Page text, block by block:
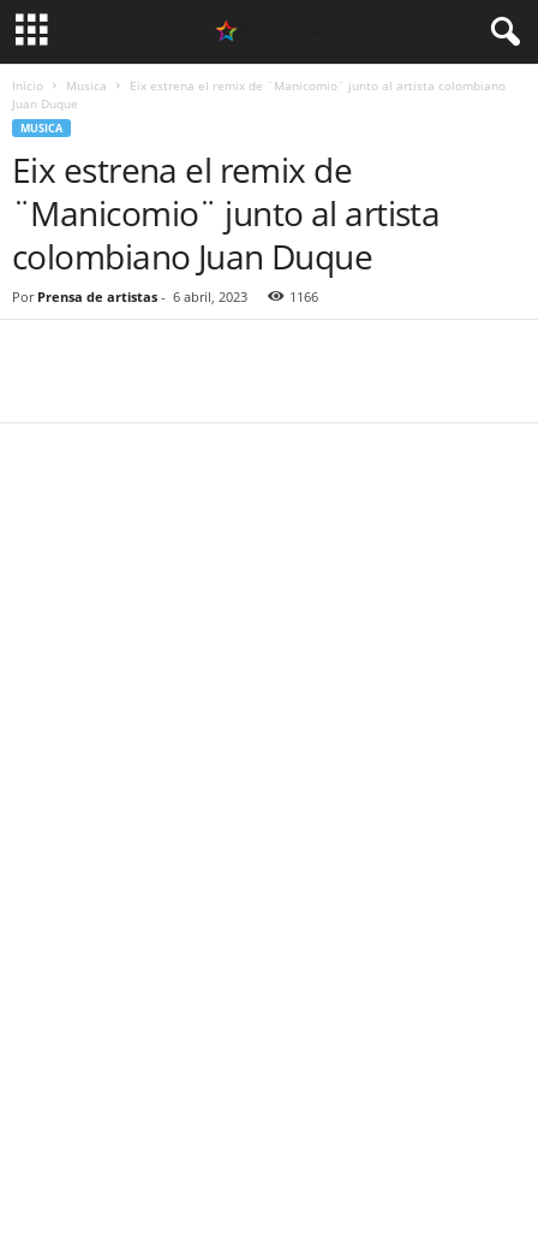
Inicio Musica
Eix estrena el remix de ¨Manicomio¨ junto al artista colombiano
Juan Duque
MUSICA
Eix estrena el remix de
¨Manicomio¨ junto al artista
colombiano Juan Duque
Por Prensa de artistas - 6 abril, 2023 1166